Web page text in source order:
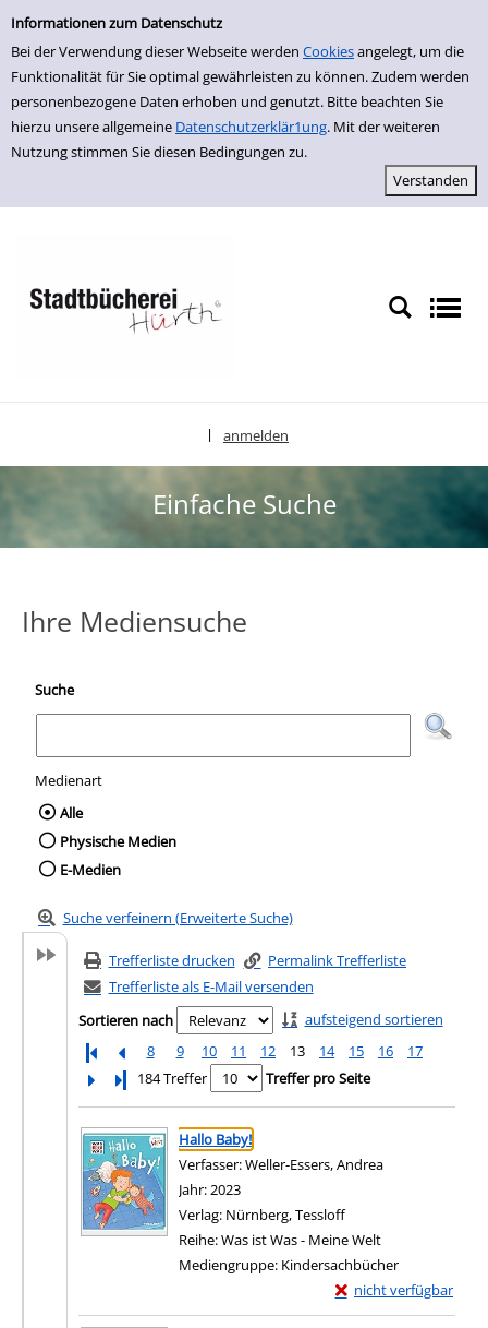
Einfache Suche
Informationen zum Datenschutz
Bei der Verwendung dieser Webseite werden Cookiesangelegt, um die
Funktionalität für Sie optimal gewährleisten zu können. Zudem werden
personenbezogene Daten erhoben und genutzt. Bitte beachten Sie
hierzu unsere allgemeine Datenschutzerklär1ung. Mit der weiteren
Nutzung stimmen Sie diesen Bedingungen zu.
zur Navigation springen
zum Inhalt springen
Zu den Suchfiltern springen
Zur Trefferliste springen
anmelden
Einfache Suche
Ihre Mediensuche
Suche
Medienart
Wählen Sie die Medienart nach der Sie
Alle
Physische Medien
E-Medien
Suche verfeinern (Erweiterte Suche)
Trefferliste drucken
Permalink Trefferliste
Trefferliste als E-Mail versenden
Sortieren nach
aufsteigend sortieren
8
9 10 11 12 13 14 15 16
17
Letzte Seite
184 Treffer Treffer pro Seite
Suchergebnis
Zu den Suchfiltern springen
Hallo Baby!
Verfasser:Weller-Essers, Andrea
Jahr:2023
Verlag: Nürnberg, Tessloff
Reihe:Was ist Was - Meine Welt
Mediengruppe: Kindersachbücher
nicht verfügbar
Exemplar-Details von
Zum Download von